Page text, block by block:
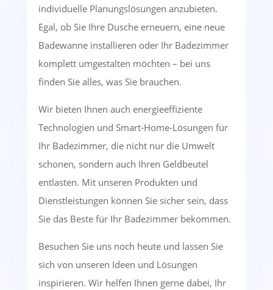
individuelle Planungslösungen anzubieten.
Egal, ob Sie Ihre Dusche erneuern, eine neue
Badewanne installieren oder Ihr Badezimmer
komplett umgestalten möchten – bei uns
finden Sie alles, was Sie brauchen.
Wir bieten Ihnen auch energieeffiziente
Technologien und Smart-Home-Lösungen für
Ihr Badezimmer, die nicht nur die Umwelt
schonen, sondern auch Ihren Geldbeutel
entlasten. Mit unseren Produkten und
Dienstleistungen können Sie sicher sein, dass
Sie das Beste für Ihr Badezimmer bekommen.
Besuchen Sie uns noch heute und lassen Sie
sich von unseren Ideen und Lösungen
inspirieren. Wir helfen Ihnen gerne dabei, Ihr